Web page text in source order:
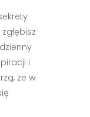
i
że w